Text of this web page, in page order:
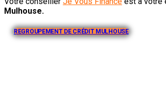
Mulhouse.
REGROUPEMENT DE CRÉDIT MULHOUSE